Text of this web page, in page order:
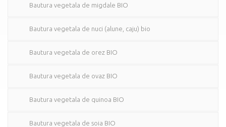
Bautura vegetala de migdale BIO
Bautura vegetala de nuci (alune, caju) bio
Bautura vegetala de orez BIO
Bautura vegetala de ovaz BIO
Bautura vegetala de quinoa BIO
Bautura vegetala de soia BIO